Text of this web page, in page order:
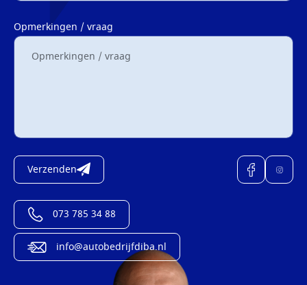
Opmerkingen / vraag
Verzenden
073 785 34 88
info@autobedrijfdiba.nl